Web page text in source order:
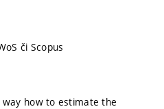
či Scopus
how to estimate the